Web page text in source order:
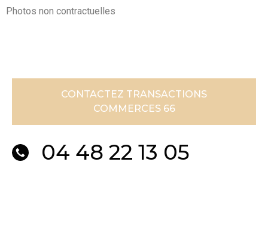
Photos non contractuelles
CONTACTEZ TRANSACTIONS
COMMERCES 66
04 48 22 13 05